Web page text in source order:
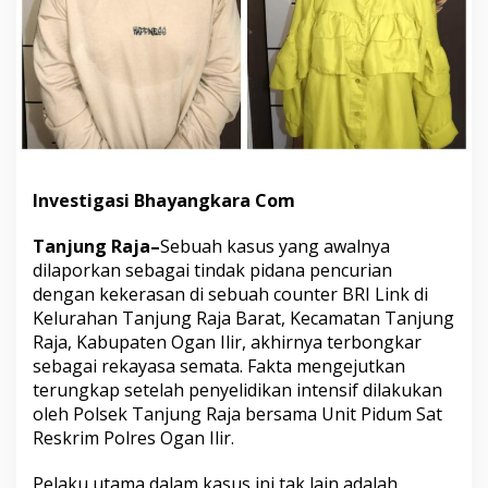
Investigasi Bhayangkara Com
Tanjung Raja–Sebuah kasus yang awalnya
dilaporkan sebagai tindak pidana pencurian
dengan kekerasan di sebuah counter BRI Link di
Kelurahan Tanjung Raja Barat, Kecamatan Tanjung
Raja, Kabupaten Ogan Ilir, akhirnya terbongkar
sebagai rekayasa semata. Fakta mengejutkan
terungkap setelah penyelidikan intensif dilakukan
oleh Polsek Tanjung Raja bersama Unit Pidum Sat
Reskrim Polres Ogan Ilir.